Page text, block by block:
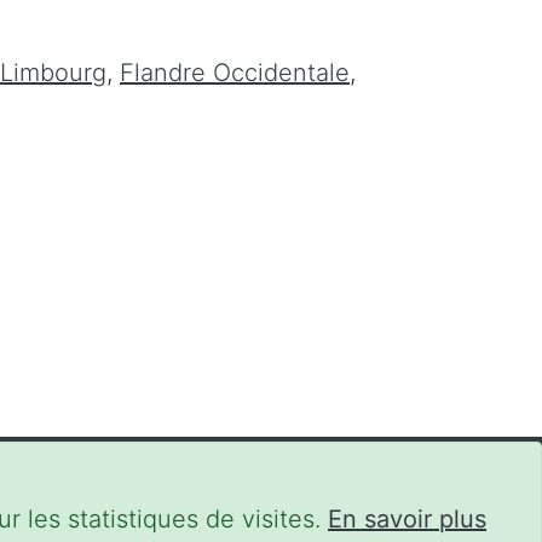
les statistiques de visites. En savoir plus
Limbourg, Flandre Occidentale,